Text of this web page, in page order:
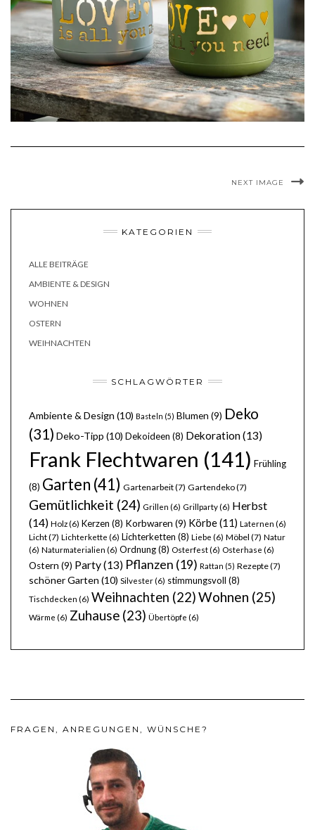
NEXT IMAGE
KATEGORIEN
ALLE BEITRÄGE
AMBIENTE & DESIGN
WOHNEN
OSTERN
WEIHNACHTEN
SCHLAGWÖRTER
Ambiente & Design (10) Basteln (5) Blumen (9) Deko
(31) Deko-Tipp (10) Dekoideen (8) Dekoration(13)
Frank Flechtwaren (141) Frühling
(8) Garten (41) Gartenarbeit(7) Gartendeko(7)
Gemütlichkeit (24) Grillen (6) Grillparty(6) Herbst
(14) Holz(6) Kerzen (8) Korbwaren (9) Körbe(11) Laternen (6)
Licht(7) Lichterkette (6) Lichterketten (8) Liebe (6) Möbel (7) Natur
(6) Naturmaterialien (6) Ordnung(8) Osterfest(6) Osterhase (6)
Ostern (9) Party(13) Pflanzen (19) Rattan (5) Rezepte(7)
schöner Garten (10) Silvester(6) stimmungsvoll (8)
Tischdecken (6) Weihnachten (22)Wohnen (25)
Wärme (6) Zuhause (23) Übertöpfe (6)
FRAGEN, ANREGUNGEN, WÜNSCHE?